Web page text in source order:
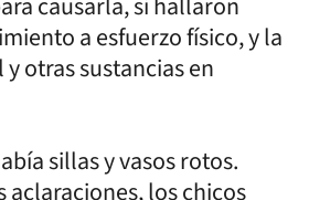
a esfuerzo físico, y la
otras sustancias en
sillas y vasos rotos.
aclaraciones, los chicos